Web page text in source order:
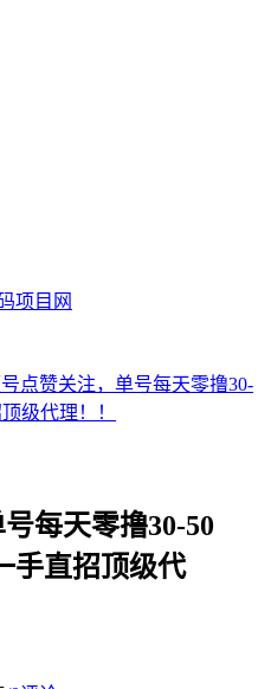
项目网
点赞关注，单号每天零撸30-
级代理！！
每天零撸30-50
手直招顶级代